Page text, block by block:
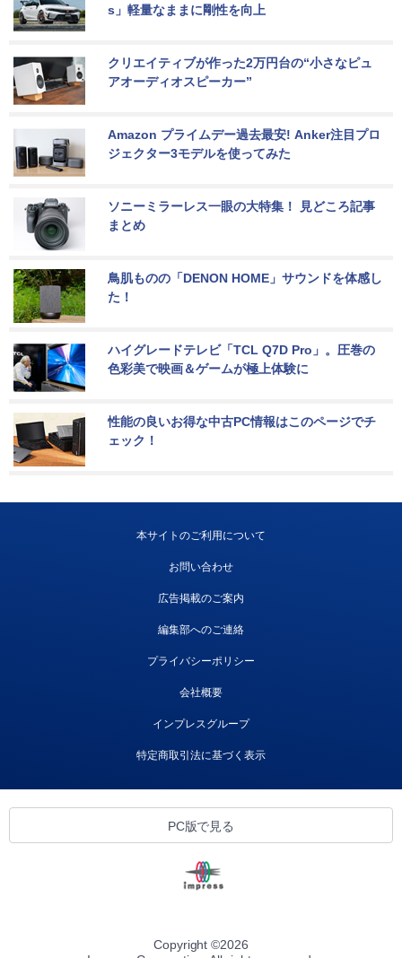
s」軽量なままに剛性を向上
クリエイティブが作った2万円台の“小さなピュ
アオーディオスピーカー”
Amazon プライムデー過去最安! Anker注目プロ
ジェクター3モデルを使ってみた
ソニーミラーレス一眼の大特集！ 見どころ記事
まとめ
鳥肌ものの「DENON HOME」サウンドを体感し
た！
ハイグレードテレビ「TCL Q7D Pro」。圧巻の
色彩美で映画＆ゲームが極上体験に
性能の良いお得な中古PC情報はこのページでチ
ェック！
本サイトのご利用について
お問い合わせ
広告掲載のご案内
編集部へのご連絡
プライバシーポリシー
会社概要
インプレスグループ
特定商取引法に基づく表示
PC版で見る
Copyright ©2026